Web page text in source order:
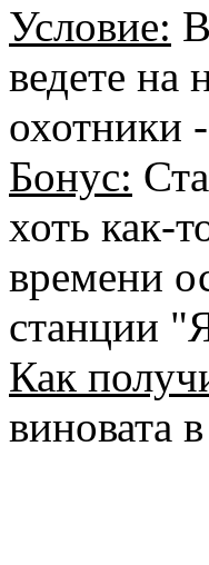
Условие:
ведете на
охотники
Бонус:
хоть как-
времени
станции
Как
виновата